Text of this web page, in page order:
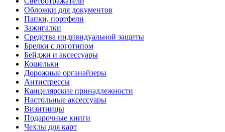
Обложки для документов
Папки, портфели
Зажигалки
Средства индивидуальной защиты
Брелки с логотипом
Бейджи и аксессуары
Кошельки
Дорожные органайзеры
Антистрессы
Канцелярские принадлежности
Настольные аксессуары
Визитницы
Подарочные книги
Чехлы для карт